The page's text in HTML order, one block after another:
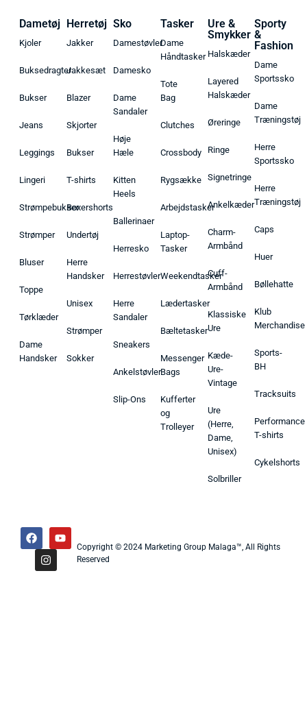
Dametøj
Kjoler
Buksedragter
Bukser
Jeans
Leggings
Lingeri
Strømpebukser
Strømper
Bluser
Toppe
Tørklæder
Dame
Handsker
Herretøj
Jakker
Jakkesæt
Blazer
Skjorter
Bukser
T-shirts
Boxershorts
Undertøj
Herre
Handsker
Unisex
Strømper
Sokker
Sko
Damestøvler
Damesko
Dame
Sandaler
Høje
Hæle
Kitten
Heels
Ballerinaer
Herresko
Herrestøvler
Herre
Sandaler
Sneakers
Ankelstøvler
Slip-Ons
Tasker
Dame
Håndtasker
Tote
Bag
Clutches
Crossbody
Rygsække
Arbejdstasker
Laptop-
Tasker
Weekendtasker
Lædertasker
Bæltetasker
Messenger
Bags
Kufferter
og
Trolleyer
Ure &
Smykker
Halskæder
Layered
Halskæder
Øreringe
Ringe
Signetringe
Ankelkæder
Charm-
Armbånd
Cuff-
Armbånd
Klassiske
Ure
Kæde-
Ure-
Vintage
Ure
(Herre,
Dame,
Unisex)
Solbriller
Sporty
&
Fashion
Dame
Sportssko
Dame
Træningstøj
Herre
Sportssko
Herre
Træningstøj
Caps
Huer
Bøllehatte
Klub
Merchandise
Sports-
BH
Tracksuits
Performance
T-shirts
Cykelshorts
Copyright © 2024 Marketing Group Malaga™, All Rights
Reserved